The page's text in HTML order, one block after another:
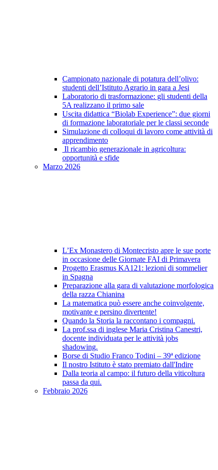
Campionato nazionale di potatura dell’olivo:
studenti dell’Istituto Agrario in gara a Jesi
Laboratorio di trasformazione: gli studenti della
5A realizzano il primo sale
Uscita didattica “Biolab Experience”: due giorni
di formazione laboratoriale per le classi seconde
Simulazione di colloqui di lavoro come attività di
apprendimento
Il ricambio generazionale in agricoltura:
opportunità e sfide
Marzo 2026
L’Ex Monastero di Montecristo apre le sue porte
in occasione delle Giornate FAI di Primavera
Progetto Erasmus KA121: lezioni di sommelier
in Spagna
Preparazione alla gara di valutazione morfologica
della razza Chianina
La matematica può essere anche coinvolgente,
motivante e persino divertente!
Quando la Storia la raccontano i compagni.
La prof.ssa di inglese Maria Cristina Canestri,
docente individuata per le attività jobs
shadowing.
Borse di Studio Franco Todini – 39ª edizione
Il nostro Istituto è stato premiato dall'Indire
Dalla teoria al campo: il futuro della viticoltura
passa da qui.
Febbraio 2026